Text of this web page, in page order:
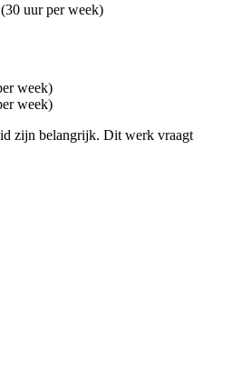
uur per week)
week)
week)
zijn belangrijk. Dit werk vraagt